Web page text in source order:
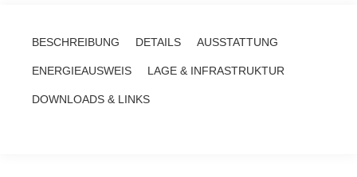
BESCHREIBUNG DETAILS AUSSTATTUNG
ENERGIEAUSWEIS LAGE & INFRASTRUKTUR
DOWNLOADS & LINKS